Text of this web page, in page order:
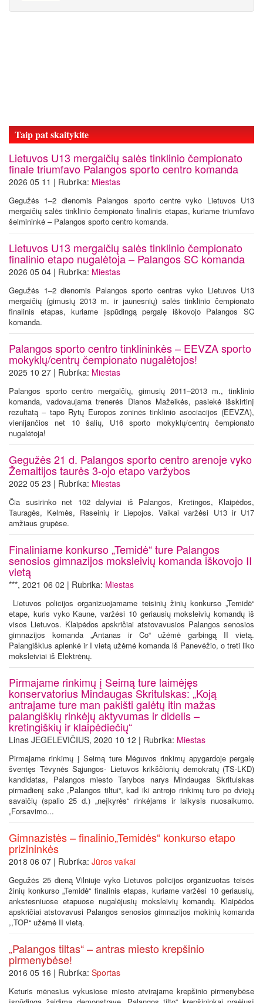
Taip pat skaitykite
Lietuvos U13 mergaičių salės tinklinio čempionato
finale triumfavo Palangos sporto centro komanda
2026 05 11 | Rubrika: Miestas
Gegužės 1–2 dienomis Palangos sporto centre vyko Lietuvos U13
mergaičių salės tinklinio čempionato finalinis etapas, kuriame triumfavo
šeimininkė – Palangos sporto centro komanda.
Lietuvos U13 mergaičių salės tinklinio čempionato
finalinio etapo nugalėtoja – Palangos SC komanda
2026 05 04 | Rubrika: Miestas
Gegužės 1–2 dienomis Palangos sporto centras vyko Lietuvos U13
mergaičių (gimusių 2013 m. ir jaunesnių) salės tinklinio čempionato
finalinis etapas, kuriame įspūdingą pergalę iškovojo Palangos SC
komanda.
Palangos sporto centro tinklininkės – EEVZA sporto
mokyklų/centrų čempionato nugalėtojos!
2025 10 27 | Rubrika: Miestas
Palangos sporto centro mergaičių, gimusių 2011–2013 m., tinklinio
komanda, vadovaujama trenerės Dianos Mažeikės, pasiekė išskirtinį
rezultatą – tapo Rytų Europos zoninės tinklinio asociacijos (EEVZA),
vienijančios net 10 šalių, U16 sporto mokyklų/centrų čempionato
nugalėtoja!
Gegužės 21 d. Palangos sporto centro arenoje vyko
Žemaitijos taurės 3-ojo etapo varžybos
2022 05 23 | Rubrika: Miestas
Čia susirinko net 102 dalyviai iš Palangos, Kretingos, Klaipėdos,
Tauragės, Kelmės, Raseinių ir Liepojos. Vaikai varžėsi U13 ir U17
amžiaus grupėse.
Finaliniame konkurso „Temidė“ ture Palangos
senosios gimnazijos moksleivių komanda iškovojo II
vietą
***, 2021 06 02 | Rubrika: Miestas
Lietuvos policijos organizuojamame teisinių žinių konkurso „Temidė“
etape, kuris vyko Kaune, varžėsi 10 geriausių moksleivių komandų iš
visos Lietuvos. Klaipėdos apskričiai atstovavusios Palangos senosios
gimnazijos komanda „Antanas ir Co“ užėmė garbingą II vietą.
Palangiškius aplenkė ir I vietą užėmė komanda iš Panevėžio, o treti liko
moksleiviai iš Elektrėnų.
Pirmajame rinkimų į Seimą ture laimėjęs
konservatorius Mindaugas Skritulskas: „Koją
antrajame ture man pakišti galėtų itin mažas
palangiškių rinkėjų aktyvumas ir didelis –
kretingiškių ir klaipėdiečių“
Linas JEGELEVIČIUS, 2020 10 12 | Rubrika: Miestas
Pirmajame rinkimų į Seimą ture Mėguvos rinkimų apygardoje pergalę
šventęs Tėvynės Sąjungos- Lietuvos krikščionių demokratų (TS-LKD)
kandidatas, Palangos miesto Tarybos narys Mindaugas Skritulskas
pirmadienį sakė „Palangos tiltui“, kad iki antrojo rinkimų turo po dviejų
savaičių (spalio 25 d.) „neįkyrės“ rinkėjams ir laikysis nuosaikumo.
„Forsavimo...
Gimnazistės – finalinio„Temidės“ konkurso etapo
prizininkės
2018 06 07 | Rubrika: Jūros vaikai
Gegužės 25 dieną Vilniuje vyko Lietuvos policijos organizuotas teisės
žinių konkurso „Temidė“ finalinis etapas, kuriame varžėsi 10 geriausių,
ankstesniuose etapuose nugalėjusių moksleivių komandų. Klaipėdos
apskričiai atstovavusi Palangos senosios gimnazijos mokinių komanda
,,TOP“ užėmė II vietą.
„Palangos tiltas“ – antras miesto krepšinio
pirmenybėse!
2016 05 16 | Rubrika: Sportas
Keturis mėnesius vykusiose miesto atvirajame krepšinio pirmenybėse